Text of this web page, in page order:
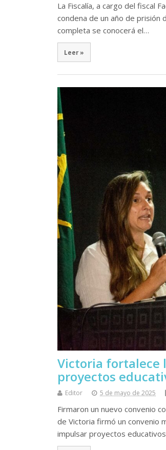
La Fiscalía, a cargo del fiscal
condena de un año de prisión
completa se conocerá el…
Leer »
Victoria fortalece
proyectos
Editor 5 de mayo de 2025
Firmaron un nuevo convenio
de Victoria firmó un convenio
impulsar proyectos